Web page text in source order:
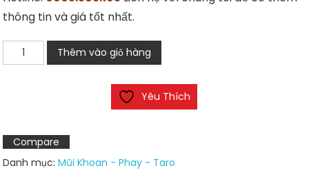
thông tin và giá tốt nhất.
phay
40374
số
lượng
Thêm vào giỏ hàng
Yêu Thích
Compare
Danh mục:Mũi Khoan - Phay - Taro